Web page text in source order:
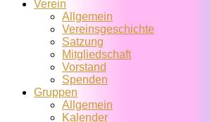
Verein
Allgemein
Vereins­geschichte
Satzung
Mitglied­schaft
Vorstand
Spenden
Gruppen
Allgemein
Kalender